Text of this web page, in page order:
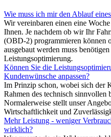
Wie muss ich mir den Ablauf
Wir vereinbaren einen eine
Ihnen. Je nachdem ob wir Ihr
(OBD-2) programmieren können
ausgebaut werden muss
Leistungsoptimierung.
Können Sie die
Kundenwünsche anpassen?
Im Prinzip schon, wobei sich der
Rahmen des technisch sinnvollen
Normalerweise stellt unser
Wirtschaftlichkeit und
Mehr Leistung - weniger
wirklich?